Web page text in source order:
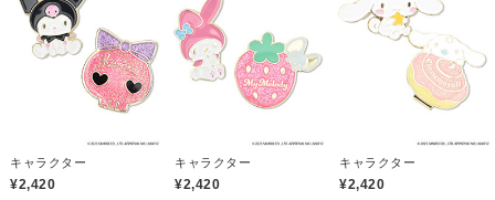
キャラクター
¥2,420
キャラクター
¥2,420
キャラクター
¥2,420